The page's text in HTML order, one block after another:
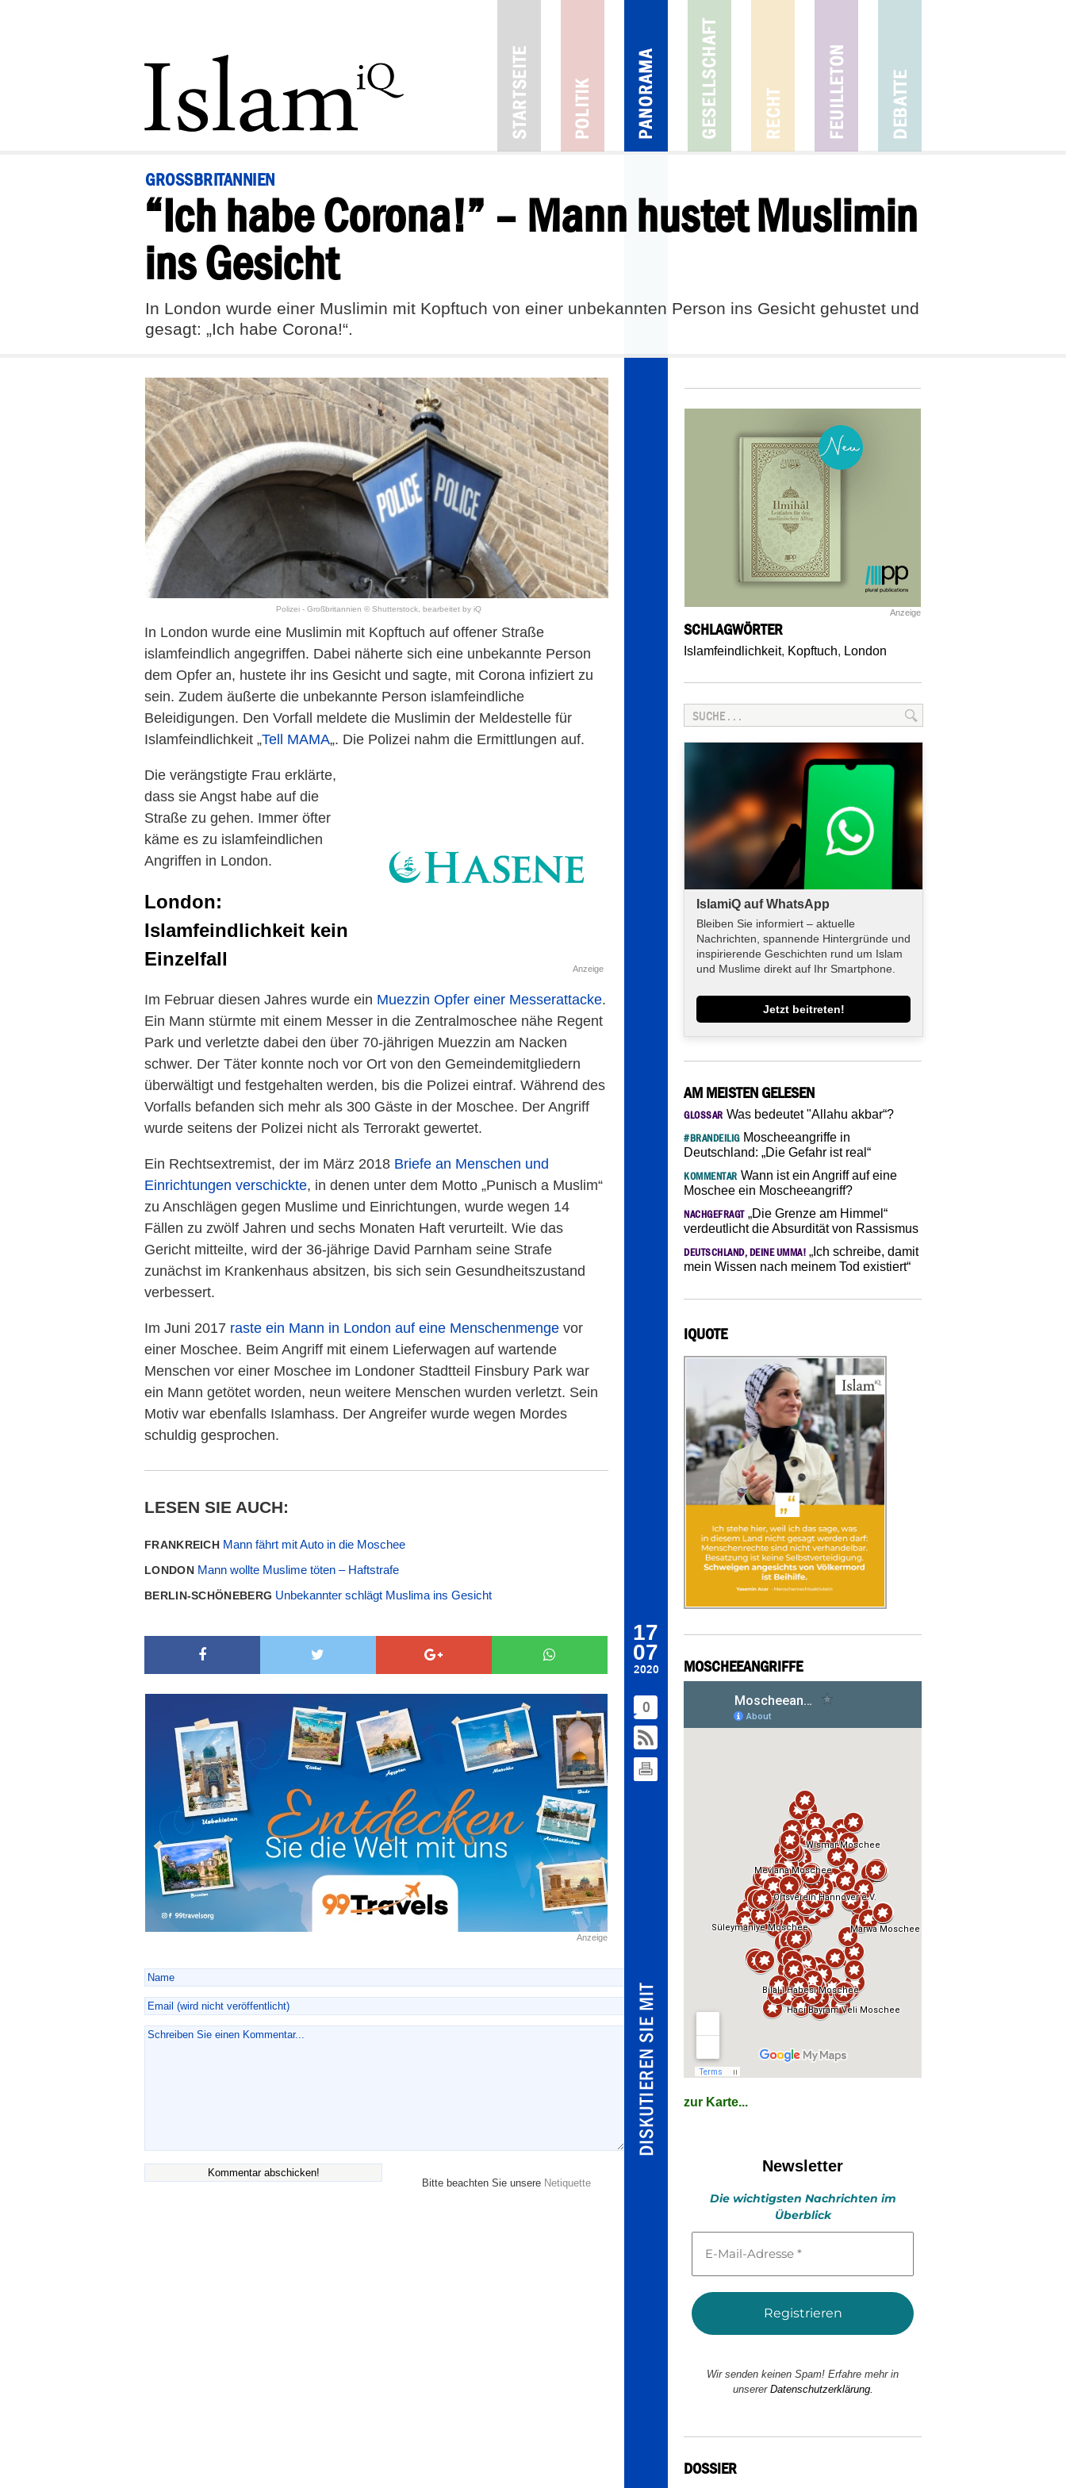
GROSSBRITANNIEN
“Ich habe Corona!” – Mann hustet Muslimin
ins Gesicht
In London wurde einer Muslimin mit Kopftuch von einer unbekannten Person ins Gesicht gehustet und
gesagt: „Ich habe Corona!“.
17
07
2020
0
Polizei - Großbritannien © Shutterstock, bearbeitet by iQ
In London wurde eine Muslimin mit Kopftuch auf offener Straße
islamfeindlich angegriffen. Dabei näherte sich eine unbekannte Person
dem Opfer an, hustete ihr ins Gesicht und sagte, mit Corona infiziert zu
sein. Zudem äußerte die unbekannte Person islamfeindliche
Beleidigungen. Den Vorfall meldete die Muslimin der Meldestelle für
Islamfeindlichkeit „Tell MAMA„. Die Polizei nahm die Ermittlungen auf.
Anzeige
Die verängstigte Frau erklärte,
dass sie Angst habe auf die
Straße zu gehen. Immer öfter
käme es zu islamfeindlichen
Angriffen in London.
London:
Islamfeindlichkeit kein
Einzelfall
Im Februar diesen Jahres wurde ein Muezzin Opfer einer Messerattacke.
Ein Mann stürmte mit einem Messer in die Zentralmoschee nähe Regent
Park und verletzte dabei den über 70-jährigen Muezzin am Nacken
schwer. Der Täter konnte noch vor Ort von den Gemeindemitgliedern
überwältigt und festgehalten werden, bis die Polizei eintraf. Während des
Vorfalls befanden sich mehr als 300 Gäste in der Moschee. Der Angriff
wurde seitens der Polizei nicht als Terrorakt gewertet.
Ein Rechtsextremist, der im März 2018 Briefe an Menschen und
Einrichtungen verschickte, in denen unter dem Motto „Punisch a Muslim“
zu Anschlägen gegen Muslime und Einrichtungen, wurde wegen 14
Fällen zu zwölf Jahren und sechs Monaten Haft verurteilt. Wie das
Gericht mitteilte, wird der 36-jährige David Parnham seine Strafe
zunächst im Krankenhaus absitzen, bis sich sein Gesundheitszustand
verbessert.
Im Juni 2017 raste ein Mann in London auf eine Menschenmenge vor
einer Moschee. Beim Angriff mit einem Lieferwagen auf wartende
Menschen vor einer Moschee im Londoner Stadtteil Finsbury Park war
ein Mann getötet worden, neun weitere Menschen wurden verletzt. Sein
Motiv war ebenfalls Islamhass. Der Angreifer wurde wegen Mordes
schuldig gesprochen.
LESEN SIE AUCH:
FRANKREICH Mann fährt mit Auto in die Moschee
LONDON Mann wollte Muslime töten – Haftstrafe
BERLIN-SCHÖNEBERG Unbekannter schlägt Muslima ins Gesicht
Anzeige
Bitte beachten Sie unsere Netiquette
Anzeige
SCHLAGWÖRTER
Islamfeindlichkeit, Kopftuch, London
IslamiQ auf WhatsApp
Bleiben Sie informiert – aktuelle
Nachrichten, spannende Hintergründe und
inspirierende Geschichten rund um Islam
und Muslime direkt auf Ihr Smartphone.
Jetzt beitreten!
AM MEISTEN GELESEN
GLOSSAR Was bedeutet "Allahu akbar“?
#BRANDEILIGMoscheeangriffe in
Deutschland: „Die Gefahr ist real“
KOMMENTAR Wann ist ein Angriff auf eine
Moschee ein Moscheeangriff?
NACHGEFRAGT„Die Grenze am Himmel“
verdeutlicht die Absurdität von Rassismus
DEUTSCHLAND, DEINE UMMA! „Ich schreibe, damit
mein Wissen nach meinem Tod existiert“
IQUOTE
MOSCHEEANGRIFFE
zur Karte...
Newsletter
Die wichtigsten Nachrichten im
Überblick
Mail-
*
Wir senden keinen Spam! Erfahre mehr in
unserer Datenschutzerklärung.
DOSSIER